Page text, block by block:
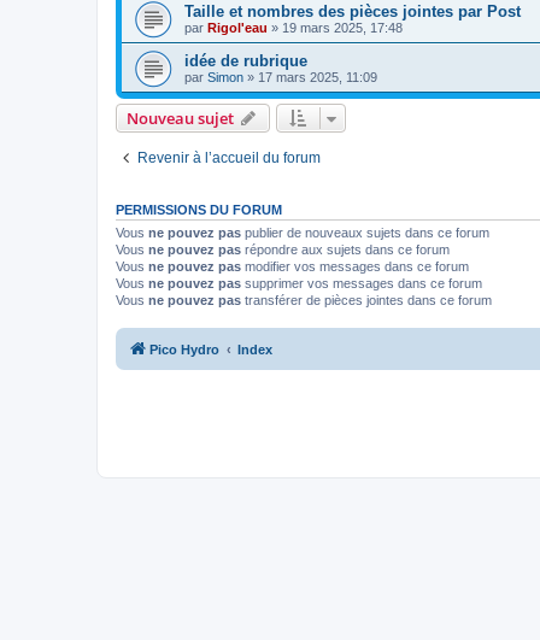
Taille et nombres des pièces jointes par Post
par Rigol'eau » 19 mars 2025, 17:48
idée de rubrique
par Simon » 17 mars 2025, 11:09
Nouveau sujet
Revenir à l’accueil du forum
PERMISSIONS DU FORUM
Vous ne pouvez pas publier de nouveaux sujets dans ce forum
Vous ne pouvez pas répondre aux sujets dans ce forum
Vous ne pouvez pas modifier vos messages dans ce forum
Vous ne pouvez pas supprimer vos messages dans ce forum
Vous ne pouvez pas transférer de pièces jointes dans ce forum
Pico Hydro Index